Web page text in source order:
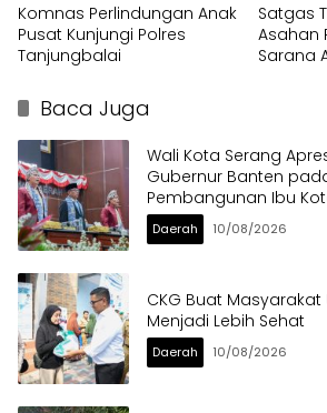
Komnas Perlindungan Anak
Pusat Kunjungi Polres
Tanjungbalai
Satgas
Asahan
Sarana
Baca Juga
Wali Kota Serang
Gubernur Banten
Pembangunan Ibu
Daerah 10/08/2026
CKG Buat Masyarakat
Menjadi Lebih Sehat
Daerah 10/08/2026